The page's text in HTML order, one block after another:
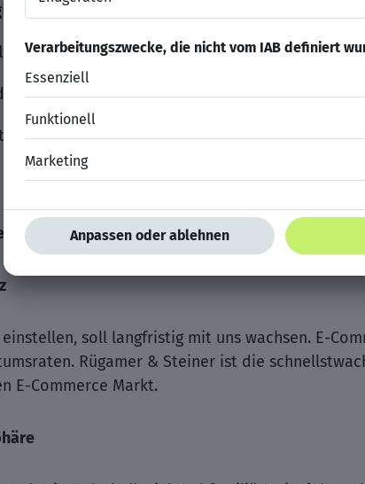
Tools und Prozessen
zwischen verschiedenen
für kaufmännische Prozesse (Buchhaltung &
und Auge für das Detail
uns
soll langfristig mit uns wachsen. E-
Rügamer & Steiner ist die
E-Commerce Markt.